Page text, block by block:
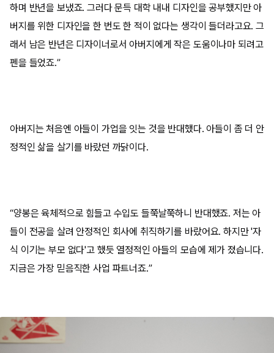
하며 반년을 보냈죠. 그러다 문득 대학 내내 디자인을 공부했지만 아
버지를 위한 디자인을 한 번도 한 적이 없다는 생각이 들더라고요. 그
래서 남은 반년은 디자이너로서 아버지에게 작은 도움이나마 되려고
펜을 들었죠.”
아버지는 처음엔 아들이 가업을 잇는 것을 반대했다. 아들이 좀 더 안
정적인 삶을 살기를 바랐던 까닭이다.
“양봉은 육체적으로 힘들고 수입도 들쭉날쭉하니 반대했죠. 저는 아
들이 전공을 살려 안정적인 회사에 취직하기를 바랐어요. 하지만 '자
식 이기는 부모 없다'고 했듯 열정적인 아들의 모습에 제가 졌습니다.
지금은 가장 믿음직한 사업 파트너죠.”